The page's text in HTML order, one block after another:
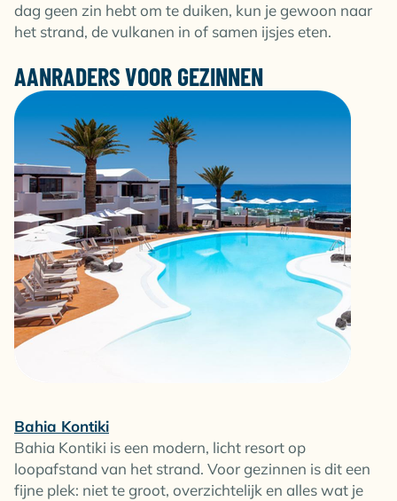
dag geen zin hebt om te duiken, kun je gewoon naar
het strand, de vulkanen in of samen ijsjes eten.
AANRADERS VOOR GEZINNEN
Bahia Kontiki
Bahia Kontiki is een modern, licht resort op
loopafstand van het strand. Voor gezinnen is dit een
fijne plek: niet te groot, overzichtelijk en alles wat je